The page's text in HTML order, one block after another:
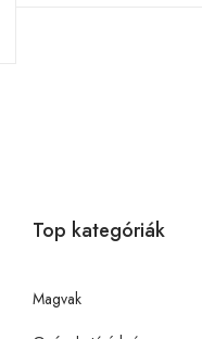
Top kategóriák
Magvak